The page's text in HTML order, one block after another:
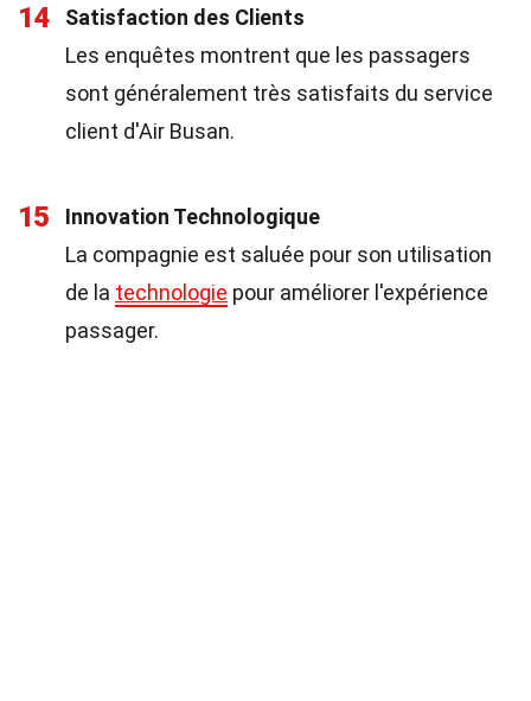
14
Satisfaction des Clients
Les enquêtes montrent que les passagers
sont généralement très satisfaits du service
client d'Air Busan.
15
Innovation Technologique
La compagnie est saluée pour son utilisation
de la technologie pour améliorer l'expérience
passager.